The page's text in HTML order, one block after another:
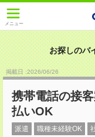
メニュー
お探しのバ
掲載日 :2026/06/26
携帯電話の接
払いOK
派遣 職種未経験OK